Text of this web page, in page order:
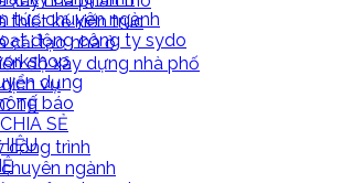
tức chuyên ngành
động công ty sydo
dụng
báo
SẺ
thiết kế kiến trúc
cải tạo nhà ở
độ xây dựng nhà phố
vụ
TẾ
công trình
ngành